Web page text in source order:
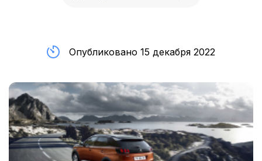
Опубликовано 15 декабря 2022